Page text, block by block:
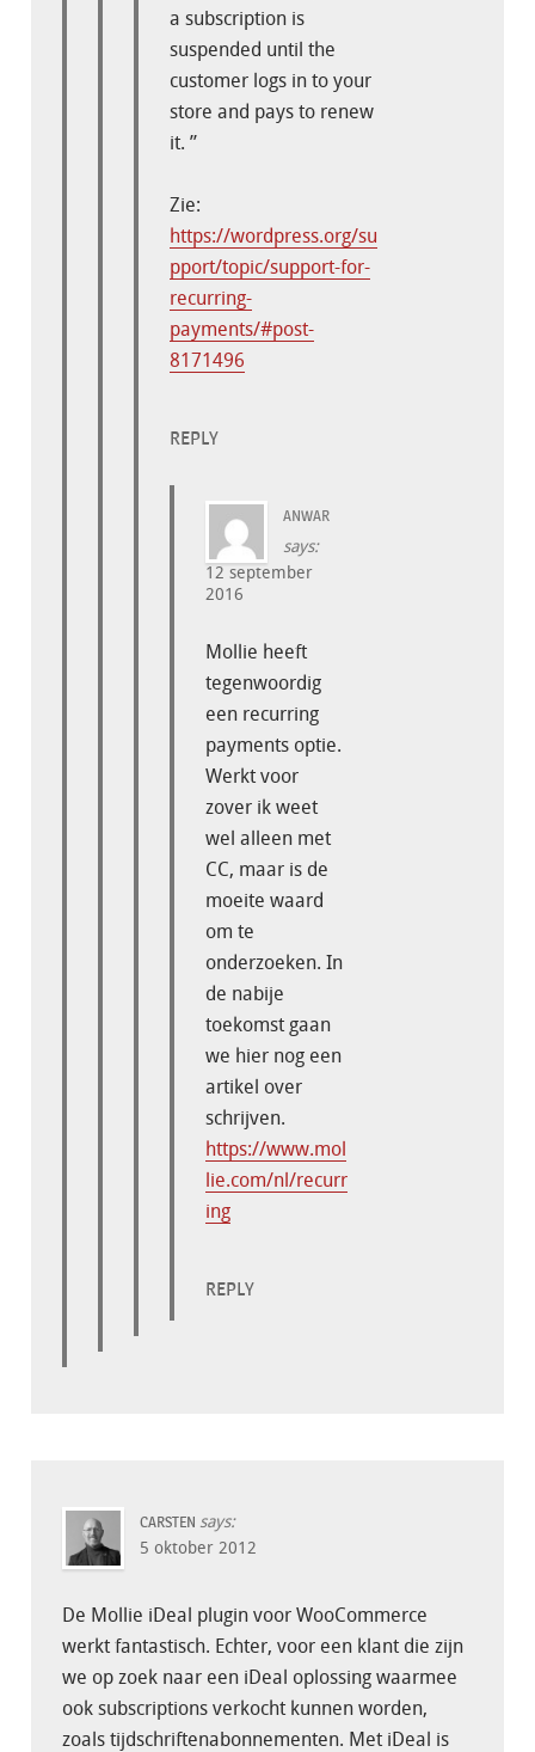
a subscription is
suspended until the
customer logs in to your
store and pays to renew
it. ”
Zie:
https://wordpress.org/su
pport/topic/support-for-
recurring-
payments/#post-
8171496
REPLY
ANWAR
says:
12 september
2016
Mollie heeft
tegenwoordig
een recurring
payments optie.
Werkt voor
zover ik weet
wel alleen met
CC, maar is de
moeite waard
om te
onderzoeken. In
de nabije
toekomst gaan
we hier nog een
artikel over
schrijven.
https://www.mol
lie.com/nl/recurr
ing
REPLY
CARSTEN says:
5 oktober 2012
De Mollie iDeal plugin voor WooCommerce
werkt fantastisch. Echter, voor een klant die zijn
we op zoek naar een iDeal oplossing waarmee
ook subscriptions verkocht kunnen worden,
zoals tijdschriftenabonnementen. Met iDeal is